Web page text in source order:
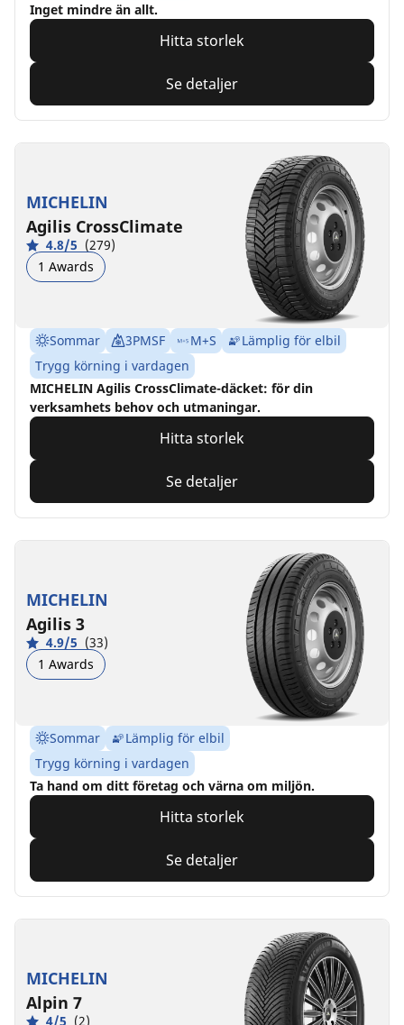
Inget mindre än allt.
Hitta storlek
Se detaljer
MICHELIN
Agilis CrossClimate
4.8/5 (279)
1 Awards
Sommar 3PMSF M+S
Lämplig för elbil
Trygg körning i vardagen
MICHELIN Agilis CrossClimate-däcket: för din
verksamhets behov och utmaningar.
Hitta storlek
Se detaljer
MICHELIN
Agilis 3
4.9/5 (33)
1 Awards
Sommar
Lämplig för elbil
Trygg körning i vardagen
Ta hand om ditt företag och värna om miljön.
Hitta storlek
Se detaljer
MICHELIN
Alpin 7
4/5 (2)